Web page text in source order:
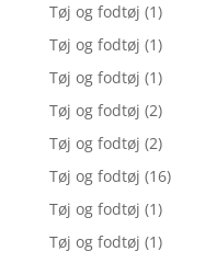
Tøj og fodtøj (1)
Tøj og fodtøj (1)
Tøj og fodtøj (1)
Tøj og fodtøj (2)
Tøj og fodtøj (2)
Tøj og fodtøj (16)
Tøj og fodtøj (1)
Tøj og fodtøj (1)